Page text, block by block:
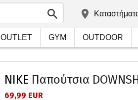
OUTLET GYM OUTDOOR
NIKE Παπούτσια
69,99 EUR